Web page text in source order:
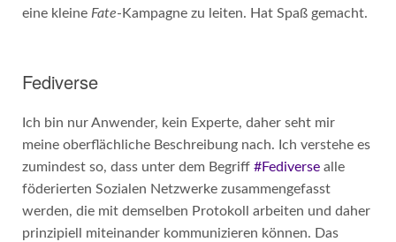
eine kleine Fate-Kampagne zu leiten. Hat Spaß gemacht.
Fediverse
Ich bin nur Anwender, kein Experte, daher seht mir
meine oberflächliche Beschreibung nach. Ich verstehe es
zumindest so, dass unter dem Begriff #Fediversealle
föderierten Sozialen Netzwerke zusammengefasst
werden, die mit demselben Protokoll arbeiten und daher
prinzipiell miteinander kommunizieren können. Das